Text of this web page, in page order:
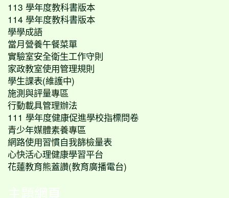
113 學年度教科書版本
114 學年度教科書版本
學學成語
當月營養午餐菜單
實驗室安全衛生工作守則
家政教室使用管理規則
學生課表(維護中)
施測與評量專區
行動載具管理辦法
111 學年度健康促進學校指標問卷
青少年媒體素養專區
網路使用習慣自我篩檢量表
心快活心理健康學習平台
花蓮教育熊蓋讚(教育廣播電台)
主題網頁